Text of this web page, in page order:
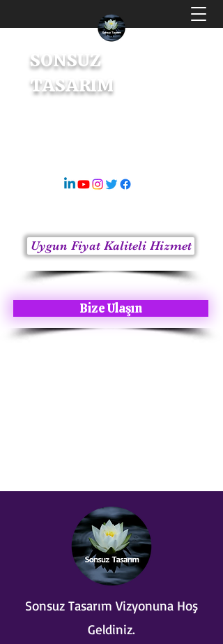
SONSUZ
TASARIM
Uygun Fiyat Kaliteli Hizmet
Bize Ulaşın
Sonsuz Tasarım Vizyonuna Hoş
Geldiniz.